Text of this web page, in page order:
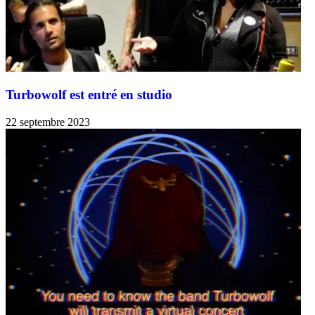
Turbowolf est entré en studio
22 septembre 2023